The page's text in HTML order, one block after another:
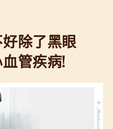
除了黑眼
管疾病!